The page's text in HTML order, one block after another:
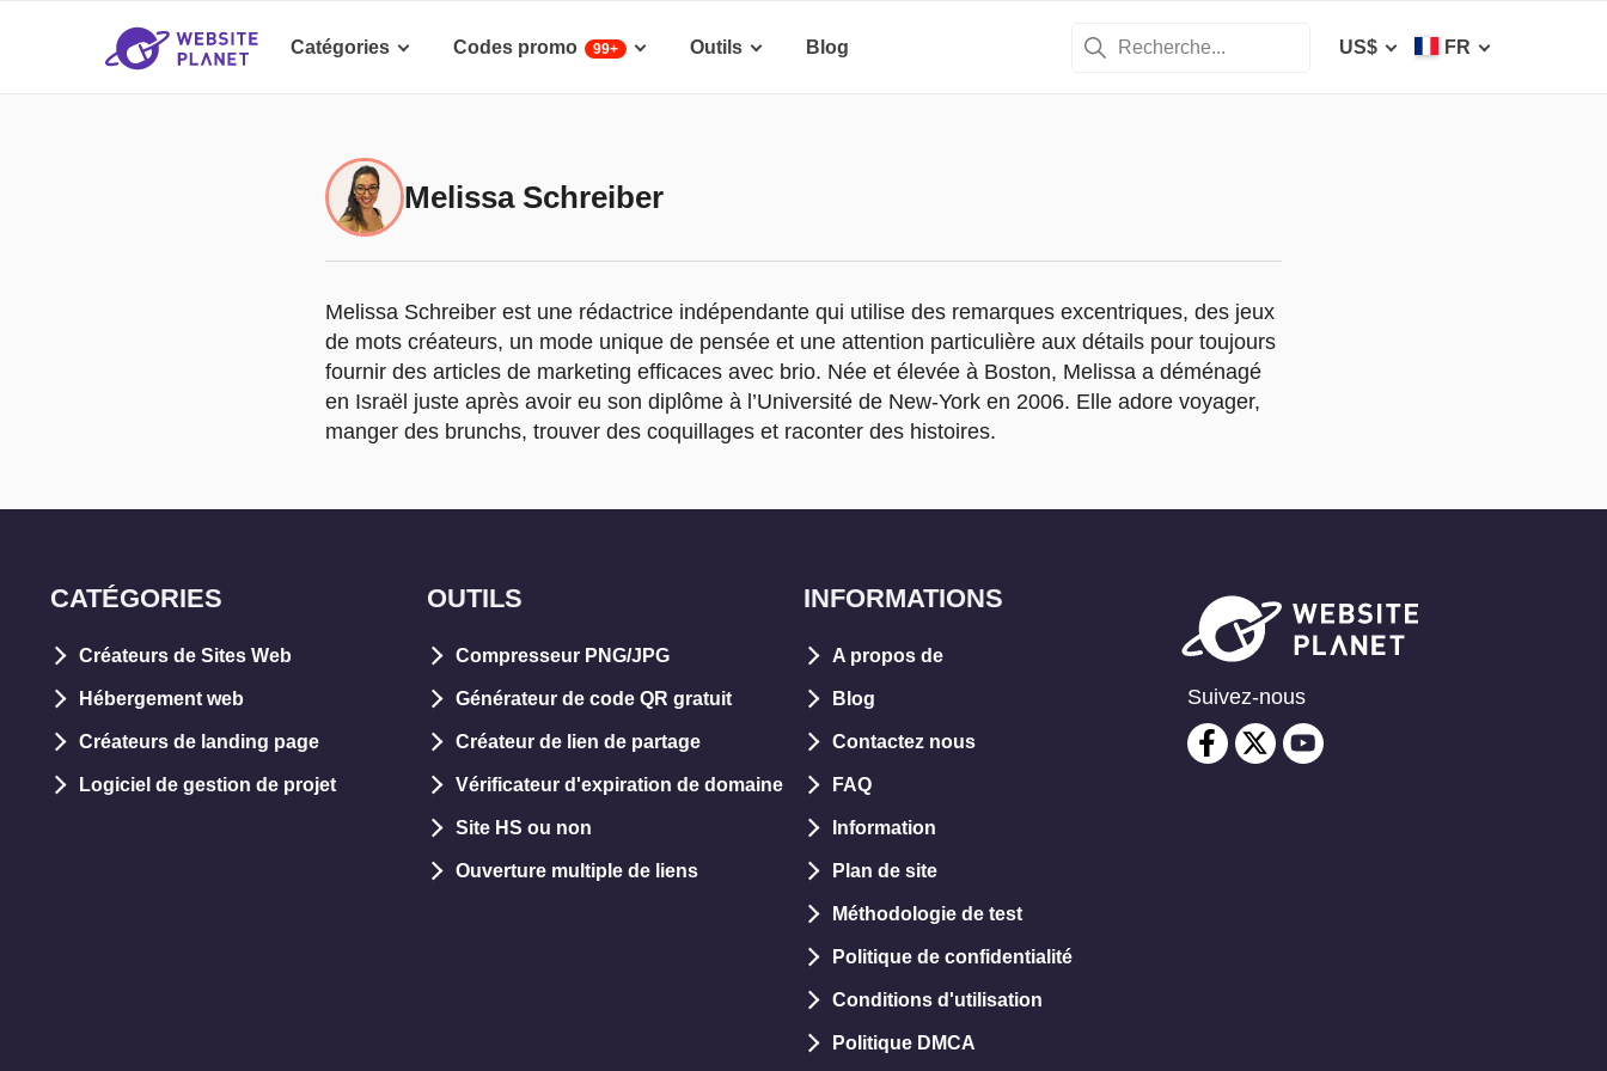
Catégories Codes promo 99+ Outils Blog US$ FR
Melissa Schreiber
Melissa Schreiber est une rédactrice indépendante qui utilise des remarques excentriques, des jeux
de mots créateurs, un mode unique de pensée et une attention particulière aux détails pour toujours
fournir des articles de marketing efficaces avec brio. Née et élevée à Boston, Melissa a déménagé
en Israël juste après avoir eu son diplôme à l’Université de New-York en 2006. Elle adore voyager,
manger des brunchs, trouver des coquillages et raconter des histoires.
CATÉGORIES
Créateurs de Sites Web
Hébergement web
Créateurs de landing page
Logiciel de gestion de projet
OUTILS
Compresseur PNG/JPG
Générateur de code QR gratuit
Créateur de lien de partage
Vérificateur d'expiration de domaine
Site HS ou non
Ouverture multiple de liens
INFORMATIONS
A propos de
Blog
Contactez nous
FAQ
Information
Plan de site
Méthodologie de test
Politique de confidentialité
Conditions d'utilisation
Politique DMCA
Suivez-nous